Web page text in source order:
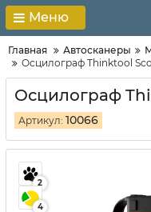
Меню
Главная Автосканеры
Осцилограф Thinktool
Осцилограф
Артикул: 10066
2
4